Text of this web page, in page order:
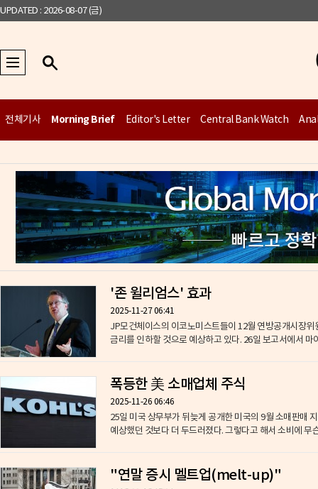
UPDATED : 2026-08-07 (금)
전체기사 Morning Brief Editor's Letter Central Bank Watch
'존 윌리엄스' 효과
2025-11-27 06:41
​JP모건체이스의 이코노미스트들이 12월 연방공개시장
금리를 인하할 것으로 예상하고 있
폭등한 美 소매업체 주식
2025-11-26 06:46
25일 ​미국 상무부가 뒤늦게 공개한 미국의 9월 소매판매
예상했던 것보다 더 두드러졌다. 그렇다고 해서 소비에 무
"연말 증시 멜트업(melt-up)"